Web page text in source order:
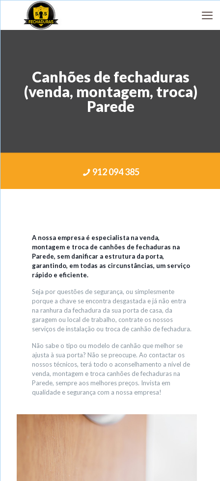
Canhões de fechaduras
(venda, montagem, troca)
Parede
912 094 385
A nossa empresa é especialista na venda,
montagem e troca de canhões de fechaduras na
Parede, sem danificar a estrutura da porta,
garantindo, em todas as circunstâncias, um serviço
rápido e eficiente.
Seja por questões de segurança, ou simplesmente
porque a chave se encontra desgastada e já não entra
na ranhura da fechadura da sua porta de casa, da
garagem ou local de trabalho, contrate os nossos
serviços de instalação ou troca de canhão de fechadura.
Não sabe o tipo ou modelo de canhão que melhor se
ajusta à sua porta? Não se preocupe. Ao contactar os
nossos técnicos, terá todo o aconselhamento a nível de
venda, montagem e troca canhões de fechaduras na
Parede, sempre aos melhores preços. Invista em
qualidade e segurança com a nossa empresa!